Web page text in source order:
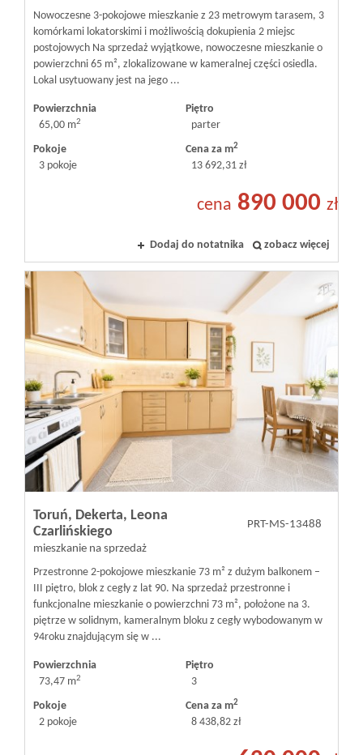
Nowoczesne 3-pokojowe mieszkanie z 23 metrowym tarasem, 3
komórkami lokatorskimi i możliwością dokupienia 2 miejsc
postojowych Na sprzedaż wyjątkowe, nowoczesne mieszkanie o
powierzchni 65 m², zlokalizowane w kameralnej części osiedla.
Lokal usytuowany jest na jego ...
Powierzchnia
65,00 m2
Piętro
parter
Pokoje
3 pokoje
Cena za m2
13 692,31 zł
cena 890 000 zł
Dodaj do notatnika zobacz więcej
Toruń, Dekerta, Leona
Czarlińskiego
mieszkanie na sprzedaż
PRT-MS-13488
Przestronne 2-pokojowe mieszkanie 73 m² z dużym balkonem –
III piętro, blok z cegły z lat 90. Na sprzedaż przestronne i
funkcjonalne mieszkanie o powierzchni 73 m², położone na 3.
piętrze w solidnym, kameralnym bloku z cegły wybodowanym w
94roku znajdującym się w ...
Powierzchnia
73,47 m2
Piętro
3
Pokoje
2 pokoje
Cena za m2
8 438,82 zł